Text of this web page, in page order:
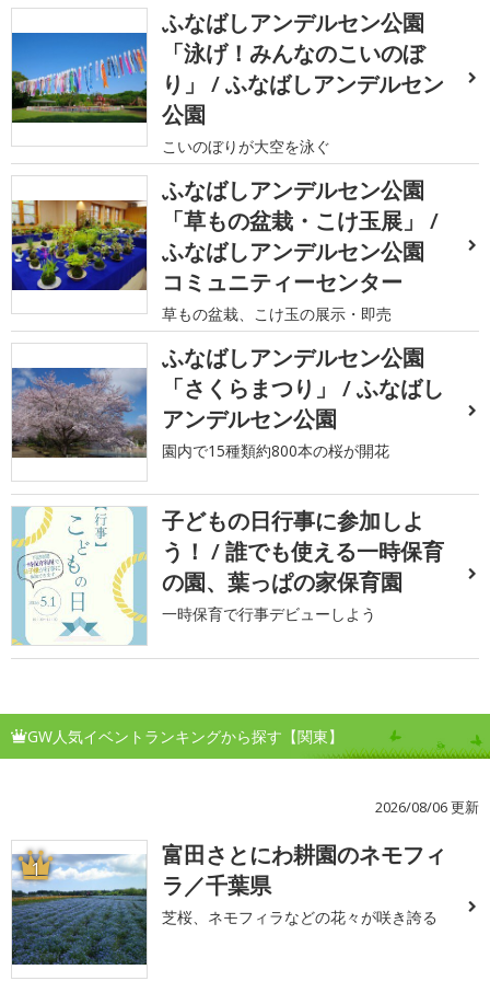
ふなばしアンデルセン公園
「泳げ！みんなのこいのぼ
り」 / ふなばしアンデルセン
公園
こいのぼりが大空を泳ぐ
ふなばしアンデルセン公園
「草もの盆栽・こけ玉展」 /
ふなばしアンデルセン公園
コミュニティーセンター
草もの盆栽、こけ玉の展示・即売
ふなばしアンデルセン公園
「さくらまつり」 / ふなばし
アンデルセン公園
園内で15種類約800本の桜が開花
子どもの日行事に参加しよ
う！ / 誰でも使える一時保育
の園、葉っぱの家保育園
一時保育で行事デビューしよう
GW人気イベントランキングから探す【関東】
2026/08/06 更新
1
富田さとにわ耕園のネモフィ
ラ／千葉県
芝桜、ネモフィラなどの花々が咲き誇る